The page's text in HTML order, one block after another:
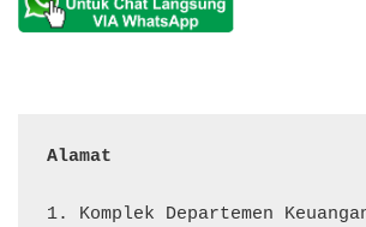
Alamat
1. Komplek Departemen